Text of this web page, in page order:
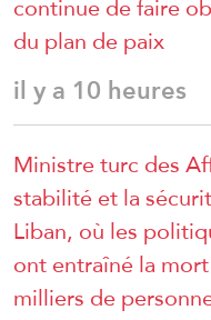
du plan de paix
il y a 10 heures
Ministre turc des
stabilité et la
Liban, où les
ont entraîné la
milliers de